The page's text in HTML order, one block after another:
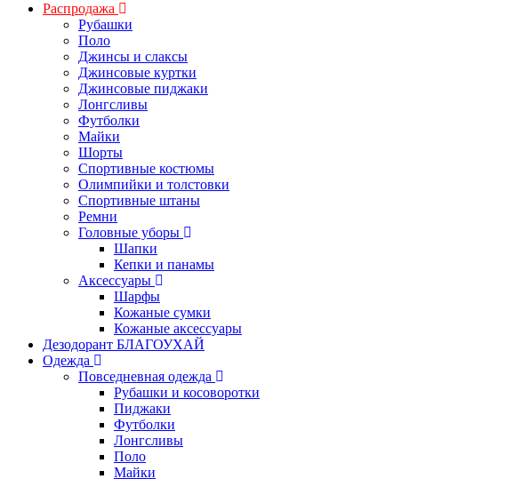
Распродажа
Рубашки
Поло
Джинсы и слаксы
Джинсовые куртки
Джинсовые пиджаки
Лонгсливы
Футболки
Майки
Шорты
Спортивные костюмы
Олимпийки и толстовки
Спортивные штаны
Ремни
Головные уборы
Шапки
Кепки и панамы
Аксессуары
Шарфы
Кожаные сумки
Кожаные аксессуары
Дезодорант БЛАГОУХАЙ
Одежда
Повседневная одежда
Рубашки и косоворотки
Пиджаки
Футболки
Лонгсливы
Поло
Майки